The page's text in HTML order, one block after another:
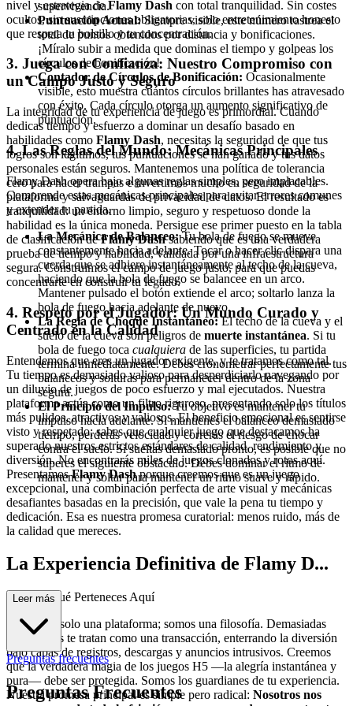
supervivencia.
Puntuación Actual:Siempre visible, este número rastrea el
total de puntos obtenidos por distancia y bonificaciones.
¡Míralo subir a medida que dominas el tiempo y golpeas los
círculos de bonificación!
Contador de Círculos de Bonificación: Ocasionalmente
visible, esto muestra cuántos círculos brillantes has atravesado
con éxito. Cada círculo otorga un aumento significativo de
puntuación.
4. Las Reglas del Mundo: Mecánicas Principales
Flamy Dash opera bajo algunas reglas simples, pero implacables.
Comprende estas mecánicas principales para evitar errores comunes
y extender tu partida.
La Mecánica de Balanceo:Tu bola de fuego se mueve
constantemente hacia adelante. Tocar o hacer clic dispara una
cuerda que se adhiere instantáneamente al techo de la cueva,
haciendo que la bola de fuego se balancee en un arco.
Mantener pulsado el botón extiende el arco; soltarlo lanza la
bola de fuego hacia adelante de nuevo.
La Regla de Choque Instantáneo:El techo de la cueva y el
suelo de la cueva son peligros de muerte instantánea. Si tu
bola de fuego toca cualquiera de las superficies, tu partida
termina inmediatamente. Debes cronometrar perfectamente tus
balanceos y solturas para permanecer dentro de la zona
segura.
El Principio del Impulso:Tu objetivo es mantener tu
impulso hacia adelante. Si mantienes el balanceo demasiado
tiempo, perderás velocidad y correrás el riesgo de chocar
contra el suelo. Si sueltas demasiado pronto, es posible que no
superes el siguiente obstáculo. Debes dominar el ritmo de
mantener y soltar para mantener un ritmo suave y rápido.
nivel y estrategia deFlamy Dash con total tranquilidad. Sin costes
ocultos, sin suscripciones obligatorias, solo entretenimiento honesto
que respeta tu bolsillo y tu concentración.
3. Juega con Confianza: Nuestro Compromiso con
un Campo Justo y Seguro
La integridad de tu experiencia de juego es primordial. Cuando
dedicas tiempo y esfuerzo a dominar un desafío basado en
habilidades como Flamy Dash, necesitas la seguridad de que tus
logros son legítimos, tus puntuaciones se han ganado y tus datos
personales están seguros. Mantenemos una política de tolerancia
cero para hacer trampas e invertimos mucho en seguridad de la
plataforma y salvaguardas de privacidad de datos. El resultado es
tranquilidad: un entorno limpio, seguro y respetuoso donde la
habilidad es la única moneda. Persigue ese primer puesto en la tabla
de clasificación deFlamy Dashsabiendo que es una verdadera
prueba de tiempo y habilidad, validada por una infraestructura
segura. Construimos el campo de juego justo, para que puedas
concentrarte en construir tu legado.
4. Respeto por el Jugador: Un Mundo Curado y
Centrado en la Calidad
Entendemos que eres un jugador exigente, y te tratamos como tal.
Tu tiempo es demasiado valioso para desperdiciarlo navegando por
un diluvio de juegos de poco esfuerzo y mal ejecutados. Nuestra
plataforma actúa como un filtro riguroso, presentando solo los títulos
más pulidos, atractivos y valiosos. El beneficio emocional es sentirse
visto y respetado; sabes que cualquier juego que destacamos ha
superado nuestros estrictos estándares de calidad, rendimiento y
diversión. No encontrarás miles de juegos clonados y rotos aquí.
PresentamosFlamy Dashporque creemos que es un juego
excepcional, una combinación perfecta de arte visual y mecánicas
desafiantes basadas en la precisión, que vale la pena tu tiempo y
dedicación. Esa es nuestra promesa curatorial: menos ruido, más de
la calidad que mereces.
La Experiencia Definitiva de Flamy D...
ash: Por Qué Perteneces Aquí
No somos solo una plataforma; somos una filosofía. Demasiadas
plataformas te tratan como una transacción, enterrando la diversión
bajo capas de registros, descargas y anuncios intrusivos. Creemos
que la verdadera magia de los juegos H5 —la alegría instantánea y
pura— debe ser protegida. Somos los guardianes de tu experiencia.
Nuestra promesa principal es simple pero radical: Nosotros nos
Leer más
Preguntas frecuentes
Preguntas Frecuentes